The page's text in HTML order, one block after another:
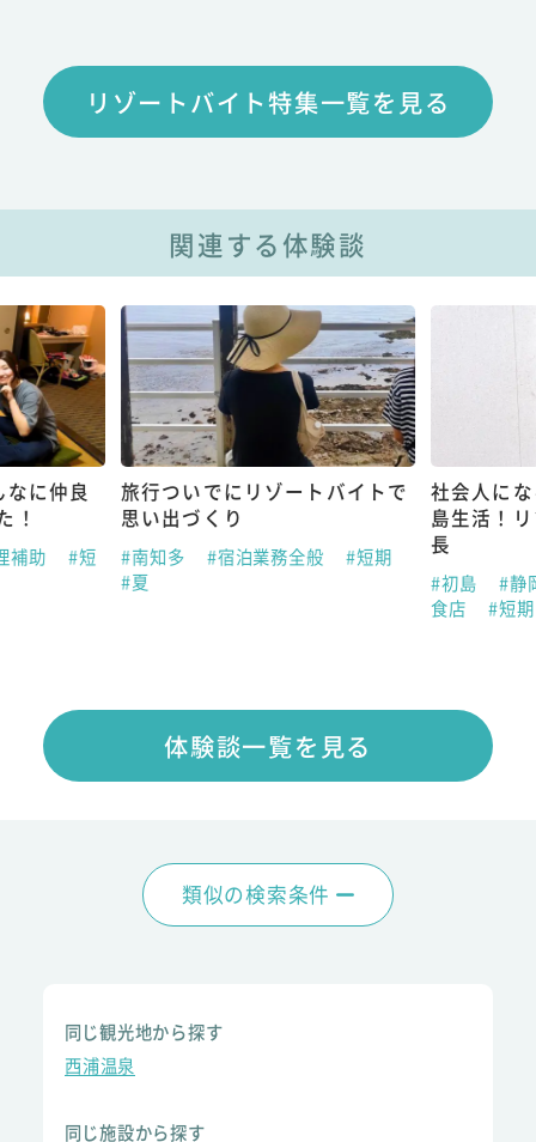
リゾートバイト特集一覧を見る
関連する体験談
に仲良
！
補助 #短
旅行ついでにリゾートバイトで
思い出づくり
#南知多 #宿泊業務全般
#短期
#夏
社会人に
島生活！
長
#初島
#静
食店
#短
体験談一覧を見る
類似の検索条件
同じ観光地から探す
西浦温泉
同じ施設から探す